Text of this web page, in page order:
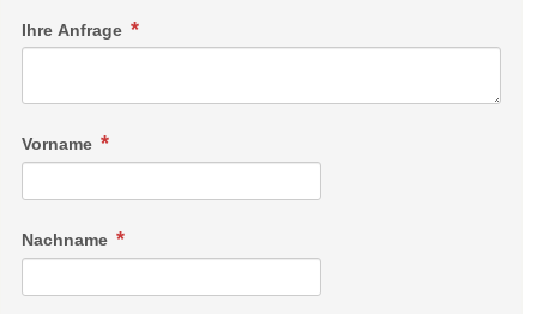
Ihre Anfrage
Vorname
Nachname